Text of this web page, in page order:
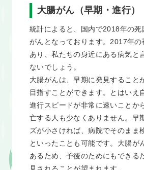
大腸がん（早期・進行）
統計によると、国内で2018年の
がんとなっております。2017年の
あり、私たちの身近にある病気と
ないでしょう。
大腸がんは、早期に発見すること
目指すことができます。とはいえ
進行スピードが非常に速いことか
亡する人も少なくありません。早
ズが小さければ、病院でそのまま
といったことも可能です。大腸が
あるため、予後のためにもできる